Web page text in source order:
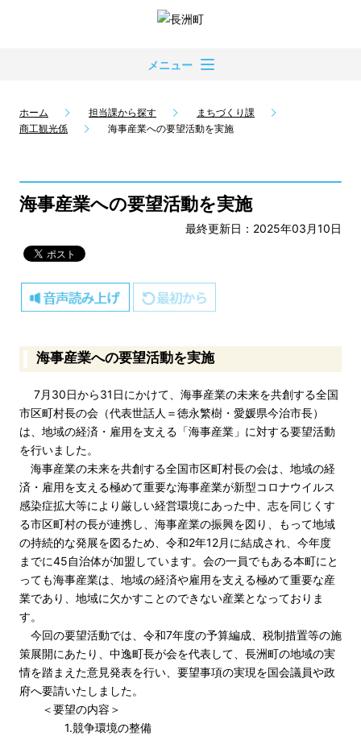
メニュー
ホーム 担当課から探す
まちづくり課
商工観光係
海事産業への要望活動を実施
海事産業への要望活動を実施
最終更新日：2025年03月10日
海事産業への要望活動を実施
7月30日から31日にかけて、海事産業の未来を共創する全国
市区町村長の会（代表世話人＝徳永繁樹・愛媛県今治市長）
は、地域の経済・雇用を支える「海事産業」に対する要望活動
を行いました。
海事産業の未来を共創する全国市区町村長の会は、地域の経
済・雇用を支える極めて重要な海事産業が新型コロナウイルス
感染症拡大等により厳しい経営環境にあった中、志を同じくす
る市区町村の長が連携し、海事産業の振興を図り、もって地域
の持続的な発展を図るため、令和2年12月に結成され、今年度
までに45自治体が加盟しています。会の一員でもある本町にと
っても海事産業は、地域の経済や雇用を支える極めて重要な産
業であり、地域に欠かすことのできない産業となっておりま
す。
今回の要望活動では、令和7年度の予算編成、税制措置等の施
策展開にあたり、中逸町長が会を代表して、長洲町の地域の実
情を踏まえた意見発表を行い、要望事項の実現を国会議員や政
府へ要請いたしました。
＜要望の内容＞
1.競争環境の整備